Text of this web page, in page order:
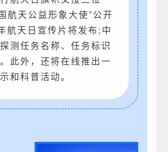
航天公益形象大使”公开
航天日宣传片将发布;中
测任务名称、任务标识
此外，还将在线推出一
和科普活动。